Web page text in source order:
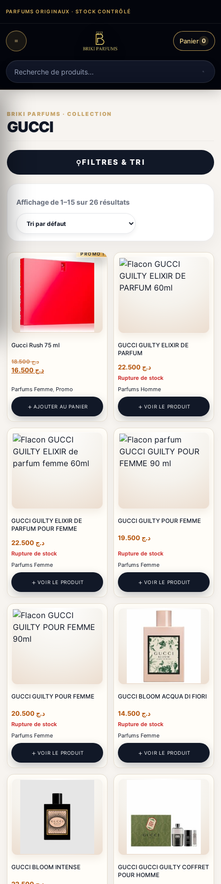
contenu
PARFUMS ORIGINAUX · STOCK CONTRÔLÉ
Recherche
de
produits
Panier 0
GUCCI
⚲FILTRES & TRI
Affichage de 1–15 sur 26 résultats
PROMO !
Gucci Rush 75 ml
د.ج18.500
Le
initial
د.ج 18.500.
د.جLe
actuel
est :
د.ج 16.500.
Parfums Femme, Promo
AJOUTER AU PANIER
GUCCI GUILTY ELIXIR DE
PARFUM
د.ج
Rupture de stock
Parfums Homme
VOIR LE PRODUIT
GUCCI GUILTY ELIXIR DE
PARFUM POUR FEMME
د.ج
Rupture de stock
Parfums Femme
VOIR LE PRODUIT
GUCCI GUILTY POUR FEMME
د.ج
Rupture de stock
Parfums Femme
VOIR LE PRODUIT
GUCCI GUILTY POUR FEMME
د.ج
Rupture de stock
Parfums Femme
VOIR LE PRODUIT
GUCCI BLOOM ACQUA DI FIORI
د.ج
Rupture de stock
Parfums Femme
VOIR LE PRODUIT
GUCCI BLOOM INTENSE
GUCCI GUCCI GUILTY COFFRET
POUR HOMME